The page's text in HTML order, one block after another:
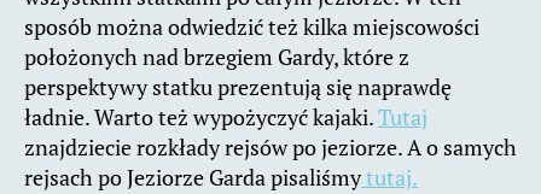
sposób można odwiedzić też kilka miejscowości
położonych nad brzegiem Gardy, które z
perspektywy statku prezentują się naprawdę
ładnie. Warto też wypożyczyć kajaki.Tutaj
znajdziecie rozkłady rejsów po jeziorze. A o samych
rejsach po Jeziorze Garda pisaliśmytutaj.